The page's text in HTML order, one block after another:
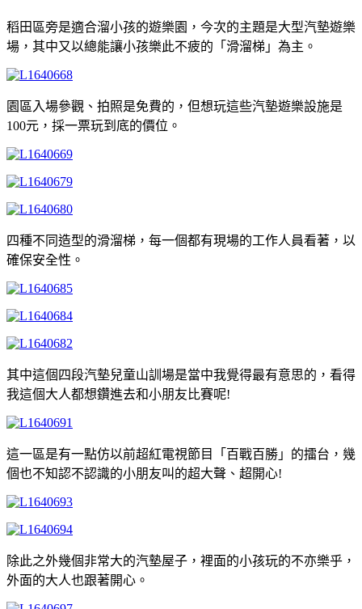
稻田區旁是適合溜小孩的遊樂園，今次的主題是大型汽墊遊樂
場，其中又以總能讓小孩樂此不疲的「滑溜梯」為主。
園區入場參觀、拍照是免費的，但想玩這些汽墊遊樂設施是
100元，採一票玩到底的價位。
四種不同造型的滑溜梯，每一個都有現場的工作人員看著，以
確保安全性。
其中這個四段汽墊兒童山訓場是當中我覺得最有意思的，看得
我這個大人都想鑽進去和小朋友比賽呢!
這一區是有一點仿以前超紅電視節目「百戰百勝」的擂台，幾
個也不知認不認識的小朋友叫的超大聲、超開心!
除此之外幾個非常大的汽墊屋子，裡面的小孩玩的不亦樂乎，
外面的大人也跟著開心。